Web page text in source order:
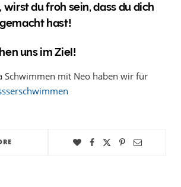
wirst du froh sein, dass du dich
hast!
uns im Ziel!
Schwimmen mit Neo haben wir für